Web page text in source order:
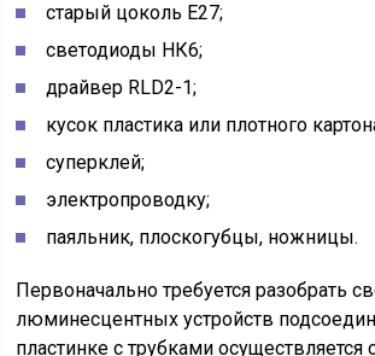
старый цоколь Е27;
светодиоды НК6;
драйвер RLD2-1;
кусок пластика или плотного
суперклей;
электропроводку;
паяльник, плоскогубцы, ножницы.
Первоначально требуется разобрать
люминесцентных устройств
пластинке с трубками